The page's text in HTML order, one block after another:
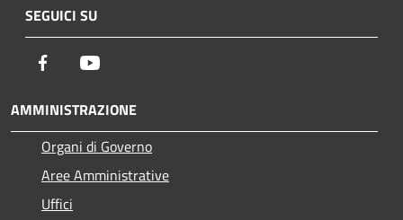
SEGUICI SU
Facebook
AMMINISTRAZIONE
Organi di Governo
Aree Amministrative
Uffici